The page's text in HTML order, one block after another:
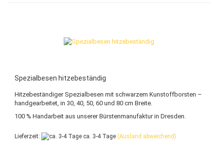
Spezialbesen hitzebeständig
Hitzebeständiger Spezialbesen mit schwarzem Kunstoffborsten –
handgearbeitet, in 30, 40, 50, 60 und 80 cm Breite.
100 % Handarbeit aus unserer Bürstenmanufaktur in Dresden.
Lieferzeit: ca. 3-4 Tage (Ausland abweichend)